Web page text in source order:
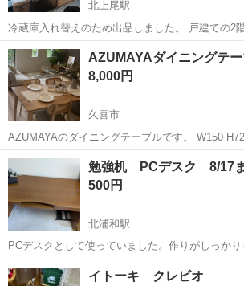
北上尾駅
冷蔵庫入れ替えのため出品しました。 戸建ての2
の運搬が必要です。 重たいので男性2名いると下ろせるかとおもいま
す。 一部、お手伝い程度
埼玉 上尾市 ダイニングセ
AZUMAYAダイニングテ
8,000円
久喜市
AZUMAYAのダイニングテーブルです。 W150 H72 D80 2年ほ
利用し、一部水が染みて色がはげています。（写
よく見ると子供の落書きの跡が薄く残っています
うにレイアウ...
埼玉 久喜市 ダイニングセット
勉強机 PCデスク 8/17
500円
北浦和駅
PCデスクとして使っていました。作りがしっか
んだり揺れることはなかったです。 横幅がある
びにおいても余裕があります。 左奥に卓上コンセントが備え付けられ
埼玉 さいたま市 北浦和駅 ダイニング
イトーキ クレビオ